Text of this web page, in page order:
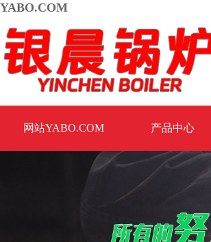
YABO.COM
网站YABO.COM 产品中心